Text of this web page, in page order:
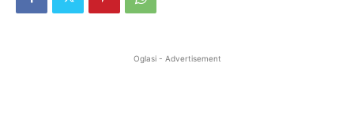
Oglasi - Advertisement